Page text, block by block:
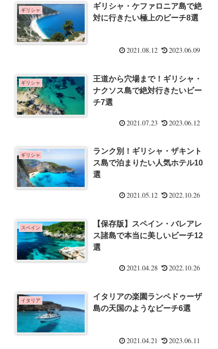
ギリシャ
ギリシャ・ケファロニア島で絶
対に行きたい極上のビーチ8選
2021.08.12 2023.06.09
ギリシャ
王道から穴場まで！ギリシャ・
ナクソス島で絶対行きたいビー
チ7選
2021.07.23 2023.06.12
ギリシャ
ランク別！ギリシャ・ザキント
ス島で泊まりたい人気ホテル10
選
2021.05.12 2022.10.26
スペイン
【保存版】スペイン・バレアレ
ス諸島で本当に美しいビーチ12
選
2021.04.28 2022.10.26
イタリア
イタリアの楽園ランペドゥーザ
島の天国のようなビーチ6選
2021.04.21 2023.06.11